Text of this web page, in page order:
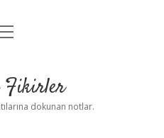
Uyarı
Fikirler
dokunan notlar.